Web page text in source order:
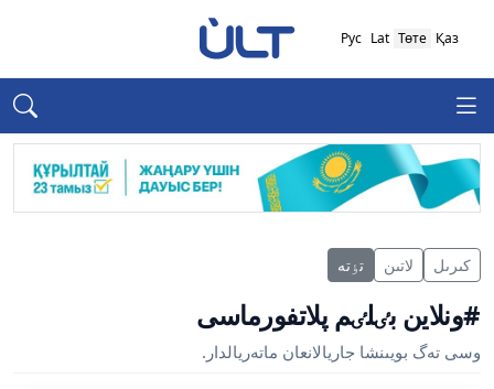
Қаз
Төте
Lat
Рус
كىرىل لاتىن تٶتە
#ونلاين بٸلٸم پلاتفورماسى
وسى تەگ بويىنشا جاريالانعان ماتەريالدار.